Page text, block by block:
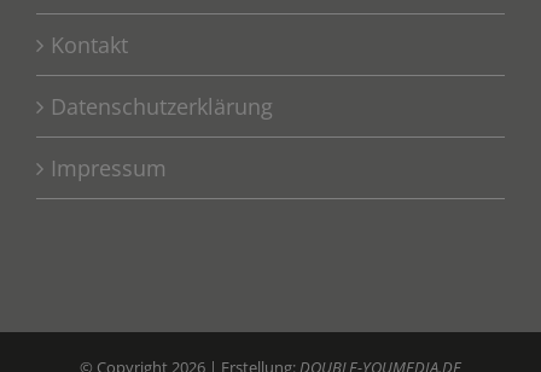
Kontakt
Datenschutzerklärung
Impressum
© Copyright 2026 | Erstellung: DOUBLE-YOUMEDIA.DE